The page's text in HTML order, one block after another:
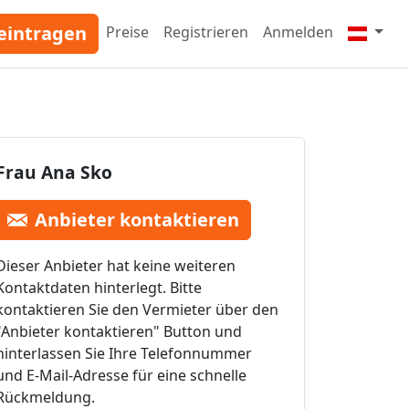
Preise Registrieren Anmelden
Ana Sko
Anbieter kontaktieren
Anbieter hat keine weiteren
hinterlegt. Bitte
Sie den Vermieter über den
kontaktieren" Button und
Sie Ihre Telefonnummer
E-Mail-Adresse für eine schnelle